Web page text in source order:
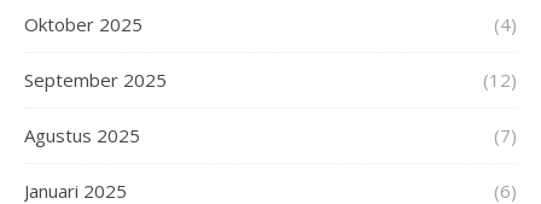
Oktober 2025 (4)
September 2025 (12)
Agustus 2025 (7)
Januari 2025 (6)